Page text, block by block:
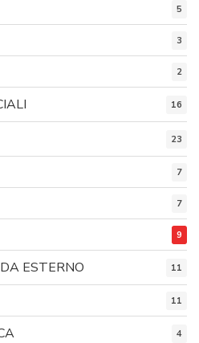
5
3
2
16
23
7
7
9
ESTERNO 11
11
4